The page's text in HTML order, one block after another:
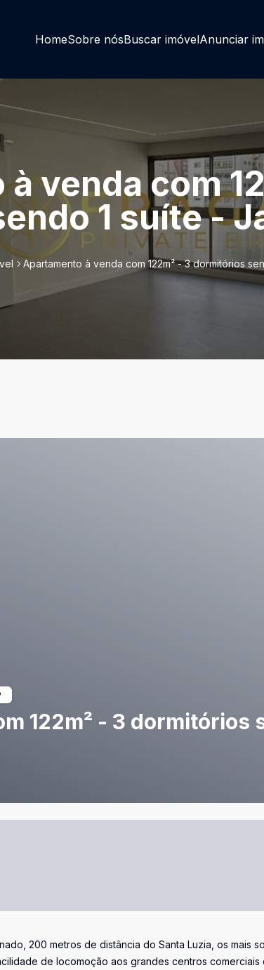
HomeSobre nósBuscar imóvelAnunciar
venda com
1 suíte -
Apartamento à venda com 122m² - 3 dormitórios
122m² - 3 dormitórios
200 metros de distância do Santa Luzia, os mais
de locomoção aos grandes centros comerciais